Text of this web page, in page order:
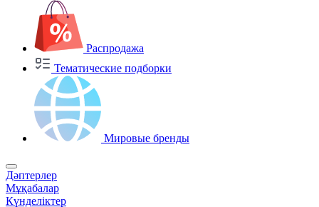
Распродажа
Тематические подборки
Мировые бренды
Дәптерлер
Мұқабалар
Күнделіктер